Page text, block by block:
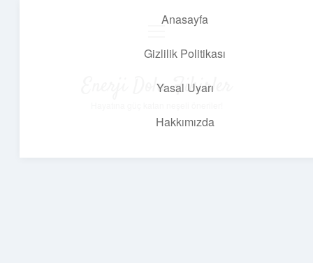
Anasayfa
Gizlilik Politikası
Yasal Uyarı
Hakkımızda
Enerji Dolu Fikirler